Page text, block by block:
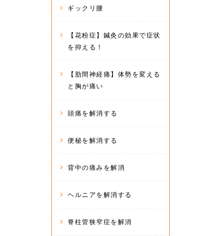
ギックリ腰
【花粉症】鍼灸の効果で症状
を抑える！
【肋間神経痛】体勢を変える
と胸が痛い
頭痛を解消する
便秘を解消する
背中の痛みを解消
ヘルニアを解消する
脊柱管狭窄症を解消